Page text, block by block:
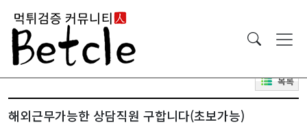
목록
해외근무가능한 상담직원 구합니다(초보가능)